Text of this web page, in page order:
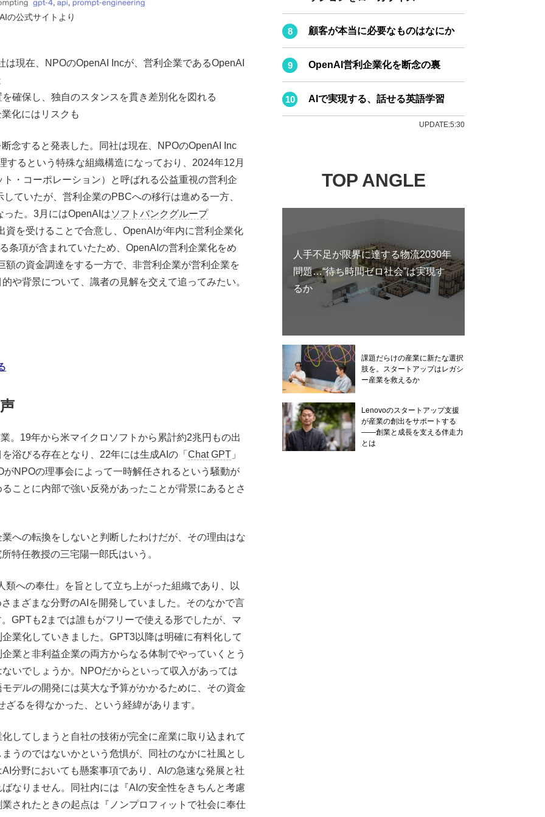
の公式サイトより
現在、NPOのOpenAI Incが、営利企業であるOpenAI
確保し、独自のスタンスを貫き差別化を図れる
化にはリスクも
すると発表した。同社は現在、NPOのOpenAI Inc
るという特殊な組織構造になっており、2024年12月
・コーポレーション）と呼ばれる公益重視の営利企
ていたが、営利企業のPBCへの移行は進める一方、
た。3月にはOpenAIはソフトバンクグループ
を受けることで合意し、OpenAIが年内に営利企業化
条項が含まれていたため、OpenAIの営利企業化をめ
の資金調達をする一方で、非営利企業が営利企業を
や背景について、識者の見解を交えて追ってみたい。
19年から米マイクロソフトから累計約2兆円もの出
浴びる存在となり、22年には生成AIの「 Chat GPT 」
がNPOの理事会によって一時解任されるという騒動が
ことに内部で強い反発があったことが背景にあるとさ
への転換をしないと判断したわけだが、その理由はな
特任教授の三宅陽一郎氏はいう。
への奉仕』を旨として立ち上がった組織であり、以
まざまな分野のAIを開発していました。そのなかで言
GPTも2までは誰もがフリーで使える形でしたが、マ
業化していきました。GPT3以降は明確に有料化して
業と非利益企業の両方からなる体制でやっていくとう
いでしょうか。NPOだからといって収入があっては
デルの開発には莫大な予算がかかるために、その資金
るを得なかった、という経緯があります。
てしまうと自社の技術が完全に産業に取り込まれて
うのではないかという危惧が、同社のなかに社風とし
分野においても懸案事項であり、AIの急速な発展と社
なりません。同社内には『AIの安全性をきちんと考慮
されたときの起点は『ノンプロフィットで社会に奉仕
顧客が本当に必要なものはなにか
OpenAI営利企業化を断念の裏
AIで実現する、話せる英語学習
UPDATE:5:30
TOP ANGLE
人手不足が限界に達する物流2030年
問題…“待ち時間ゼロ社会”は実現す
るか
課題だらけの産業に新たな選択
肢を。スタートアップはレガシ
ー産業を救えるか
Lenovoのスタートアップ支援
が産業の創出をサポートする
——創業と成長を支える伴走力
とは